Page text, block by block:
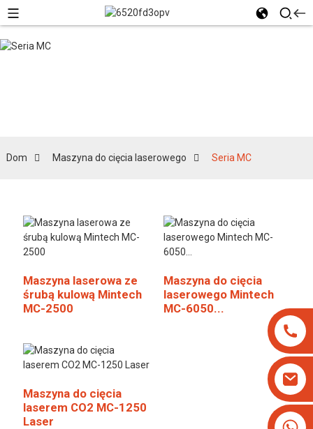
Dom Maszyna do cięcia laserowego Seria MC
Maszyna laserowa ze
śrubą kulową Mintech
MC-2500
Maszyna do cięcia
laserowego Mintech
MC-6050...
Maszyna do cięcia
laserem CO2 MC-1250
Laser